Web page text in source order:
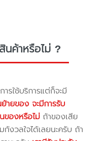
นค้าหรือไม่ ?
รใช้บริการแต่ก็จะมี
ย้ายของ จะมีการรับ
ของหรือไม่ ถ้าของเสีย
งวลใจได้เลยนะครับ ถ้า